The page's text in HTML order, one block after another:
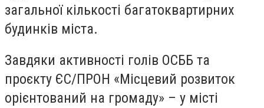
загальної кількості багатоквартирних
будинків міста.
Завдяки активності голів ОСББ та
проєкту ЄС/ПРОН «Місцевий розвиток
орієнтований на громаду» – у місті